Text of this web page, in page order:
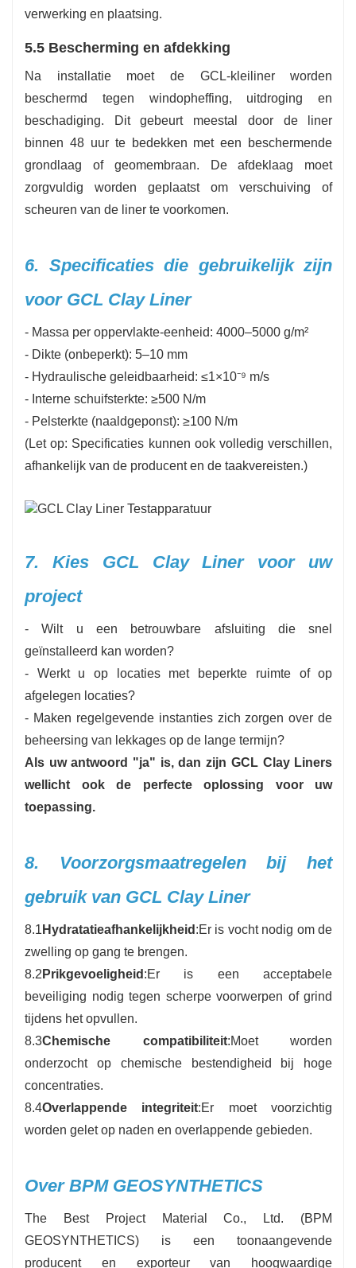
verwerking en plaatsing.
5.5 Bescherming en afdekking
Na installatie moet de GCL-kleiliner worden
beschermd tegen windopheffing, uitdroging en
beschadiging. Dit gebeurt meestal door de liner
binnen 48 uur te bedekken met een beschermende
grondlaag of geomembraan. De afdeklaag moet
zorgvuldig worden geplaatst om verschuiving of
scheuren van de liner te voorkomen.
6. Specificaties die gebruikelijk zijn
voor GCL Clay Liner
- Massa per oppervlakte-eenheid: 4000–5000 g/m²
- Dikte (onbeperkt): 5–10 mm
- Hydraulische geleidbaarheid: ≤1×10⁻⁹ m/s
- Interne schuifsterkte: ≥500 N/m
- Pelsterkte (naaldgeponst): ≥100 N/m
(Let op: Specificaties kunnen ook volledig verschillen,
afhankelijk van de producent en de taakvereisten.)
7. Kies GCL Clay Liner voor uw
project
- Wilt u een betrouwbare afsluiting die snel
geïnstalleerd kan worden?
- Werkt u op locaties met beperkte ruimte of op
afgelegen locaties?
- Maken regelgevende instanties zich zorgen over de
beheersing van lekkages op de lange termijn?
Als uw antwoord "ja" is, dan zijn GCL Clay Liners
wellicht ook de perfecte oplossing voor uw
toepassing.
8. Voorzorgsmaatregelen bij het
gebruik van GCL Clay Liner
8.1 Hydratatieafhankelijkheid :Er is vocht nodig om de
zwelling op gang te brengen.
8.2 Prikgevoeligheid :Er is een acceptabele
beveiliging nodig tegen scherpe voorwerpen of grind
tijdens het opvullen.
8.3Chemische compatibiliteit:Moet worden
onderzocht op chemische bestendigheid bij hoge
concentraties.
8.4Overlappende integriteit:Er moet voorzichtig
worden gelet op naden en overlappende gebieden.
Over BPM GEOSYNTHETICS
The Best Project Material Co., Ltd. (BPM
GEOSYNTHETICS) is een toonaangevende
producent en exporteur van hoogwaardige